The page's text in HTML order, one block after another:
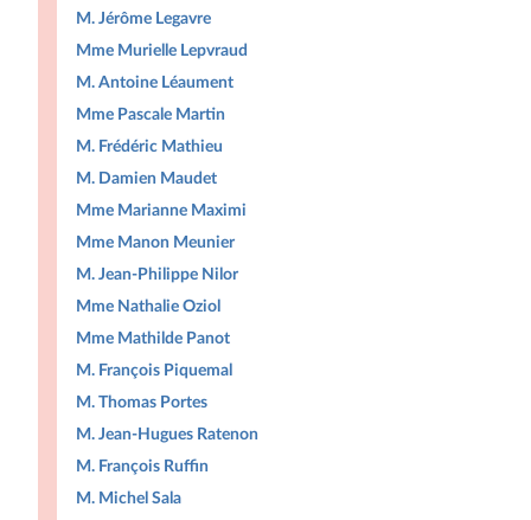
M. Jérôme Legavre
Mme Murielle Lepvraud
M. Antoine Léaument
Mme Pascale Martin
M. Frédéric Mathieu
M. Damien Maudet
Mme Marianne Maximi
Mme Manon Meunier
M. Jean-Philippe Nilor
Mme Nathalie Oziol
Mme Mathilde Panot
M. François Piquemal
M. Thomas Portes
M. Jean-Hugues Ratenon
M. François Ruffin
M. Michel Sala